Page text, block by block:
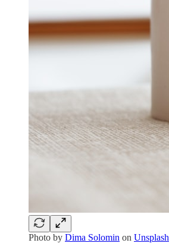
Photo by Dima Solomin on Unsplash